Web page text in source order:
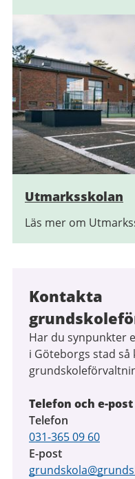
Utmarksskolan
Läs mer om
Kontakta
Har du synpunkter
i Göteborgs stad så
Telefon och e-post
Telefon
031-365 09 60
E-post